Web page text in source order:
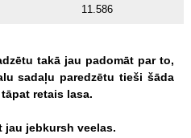
11.586
takā jau padomāt par to,
sadaļu paredzētu tieši šāda
tāpat retais lasa.
jau jebkursh veelas.